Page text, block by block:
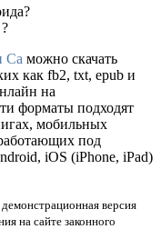
Са можно скачать
как fb2, txt, epub и
на
форматы подходят
мобильных
под
iOS (iPhone, iPad)
версия
на сайте законного